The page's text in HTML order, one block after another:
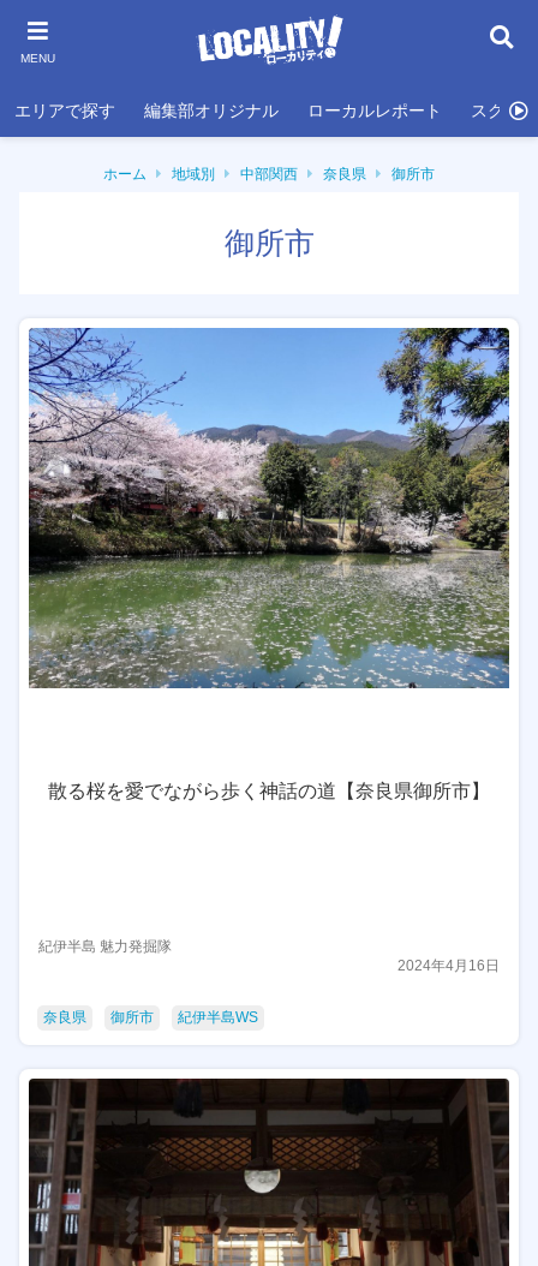
MENU
エリアで探す 編集部オリジナル ローカルレポート スクール
ホーム 地域別 中部関西 奈良県 御所市
御所市
散る桜を愛でながら歩く神話の道【奈良県御所市】
紀伊半島 魅力発掘隊
2024年4月16日
奈良県 御所市 紀伊半島WS